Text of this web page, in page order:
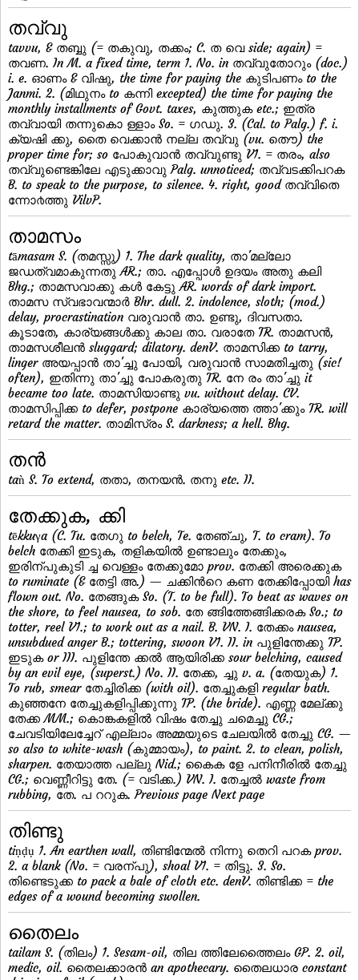
തവ്വു
tavvu, & തബ്ബു (= തകുവു, തക്കം; C. ത വെ side; again) =
തവണ. In M. a fixed time, term 1. No. in തവ്വുതോറും (doc.)
i. e. ഓണം & വിഷു, the time for paying the കുടിപണം to the
Janmi. 2. (മിഥുനം to കന്നി excepted) the time for paying the
monthly installments of Govt. taxes, കുത്തുക etc.; ഇത്ര
തവ്വായി തന്നുകൊ ള്ളാം So. = ഗഡു. 3. (Cal. to Palg.) f. i.
ക്യഷി ക്കു, തൈ വെക്കാന്‍ നല്ല തവ്വു (vu. തൌ) the
proper time for; so പോകുവാന്‍ തവ്വുണ്ടു V1. = തരം, also
തവ്വുണ്ടെങ്കിലേ എടുക്കാവു Palg. unnoticed; തവ്വടക്കിപറക
B. to speak to the purpose, to silence. 4. right, good തവ്വിതെ
ന്നോ൪ത്തു VilvP.
താമസം
tāmasam S. (തമസ്സു) 1. The dark quality, താ'മല്ലോ
ജഡത്വമാകുന്നതു AR.; താ. എപ്പോള്‍ ഉദയം അതു കലി
Bhg.; താമസവാക്കു കള്‍ കേട്ടു AR. words of dark import.
താമസ സ്വഭാവന്മാര്‍ Bhr. dull. 2. indolence, sloth; (mod.)
delay, procrastination വരുവാന്‍ താ. ഉണ്ടു, ദിവസതാ.
കൂടാതേ, കാര്യങ്ങള്‍ക്കു കാല താ. വരാതേ TR. താമസന്‍,
താമസശീലന്‍ sluggard; dilatory. denV. താമസിക്ക to tarry,
linger അയപ്പാന്‍ താ'ച്ചു പോയി, വരുവാന്‍ സാമതിച്ചതു (sic!
often), ഇതിന്നു താ'ച്ചു പോകരുതു TR. നേ രം താ'ച്ചു it
became too late. താമസിയാണ്ടു vu. without delay. CV.
താമസിപ്പിക്ക to defer, postpone കാര്യത്തെ ത്താ'ക്കും TR. will
retard the matter. താമിസ്രം S. darkness; a hell. Bhg.
തന്‍
taǹ S. To extend, തതാ, തനയന്‍. തനു etc. II.
തേക്കുക, ക്കി
tēkkuγa (C. Tu. തേഗു to belch, Te. തേഞ്ചു, T. to cram). To
belch തേക്കി ഇടുക, തളികയില്‍ ഉണ്ടാലും തേക്കും,
ഇരിന്പുകുടി ച്ച വെള്ളം തേക്കുമോ prov. തേക്കി അരെക്കുക
to ruminate (& തേട്ടി അ.) — ചക്കിന്‍റെ കണ തേക്കിപ്പോയി has
flown out. No. തേങ്ങുക So. (T. to be full). To beat as waves on
the shore, to feel nausea, to sob. തേ ങ്ങിത്തേങ്ങിക്കരക So.; to
totter, reel V1.; to work out as a nail. B. VN. I. തേക്കം nausea,
unsubdued anger B.; tottering, swoon V1. II. in പുളിന്തേക്കു TP.
ഇടുക or III. പുളിന്തേ ക്കല്‍ ആയിരിക്ക sour belching, caused
by an evil eye, (superst.) No. II. തേക്ക, ച്ചു v. a. (തേയുക) 1.
To rub, smear തേച്ചിരിക്ക (with oil). തേച്ചുകളി regular bath.
കുഞ്ഞനേ തേച്ചുകളിപ്പിക്കുന്നു TP. (the bride). എണ്ണ മേല്ക്കു
തേക്ക MM.; കൊങ്കകളില്‍ വിഷം തേച്ചു ചമെച്ചു CG.;
ചേവടിയിലേച്ചേറ് എല്ലാം അമ്മയുടെ ചേലയില്‍ തേച്ചു CG. —
so also to white-wash (കുമ്മായം), to paint. 2. to clean, polish,
sharpen. തേയാത്ത പല്ലു Nid.; കൈക ളേ പനിനീരില്‍ തേച്ചു
CG.; വെണ്ണീറിട്ടു തേ. (= വടിക്ക.) VN. I. തേച്ചല്‍ waste from
rubbing, തേ. പ ററുക. Previous page Next page
തിണ്ടു
tiṇḍụ 1. An earthen wall, തിണ്ടിന്മേല്‍ നിന്നു തെറി പറക prov.
2. a blank (No. = വരന്പു), shoal V1. = തിട്ടു. 3. So.
തിണ്ടെടുക്ക to pack a bale of cloth etc. denV. തിണ്ടിക്ക = the
edges of a wound becoming swollen.
തൈലം
tailam S. (തിലം) 1. Sesam-oil, തില ത്തിലേത്തൈലം GP. 2. oil,
medic, oil. തൈലക്കാരന്‍ an apothecary. തൈലധാര constant